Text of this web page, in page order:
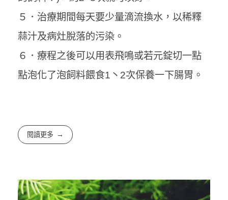
５．治療期間每天要少量滴流換水，以稀釋
蒜汁及病灶脫落的污染。
６．療程之後可以用表飛鳴或若元錠切一點
點泡化了泡飼料餵食1丶2次保養一下腸胃。
閱讀更多